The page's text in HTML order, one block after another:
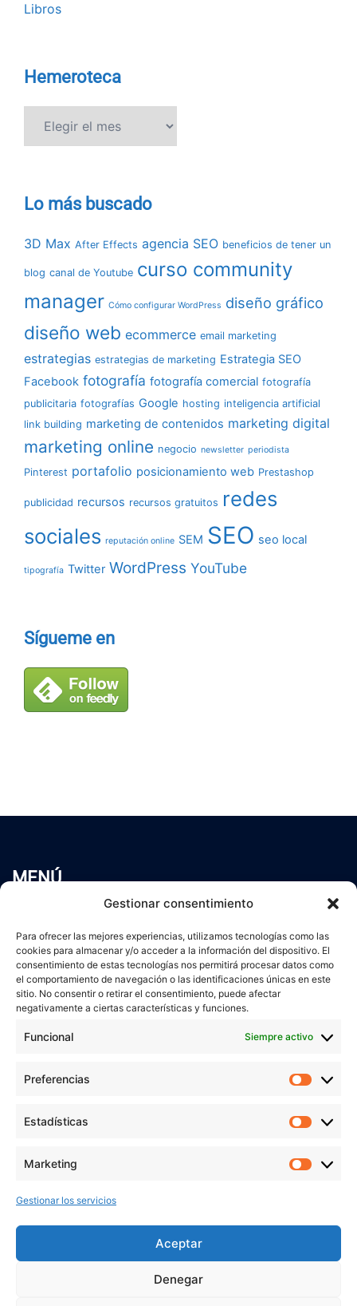
Gestionar consentimiento
Para ofrecer las mejores experiencias, utilizamos tecnologías como las
cookies para almacenar y/o acceder a la información del dispositivo. El
consentimiento de estas tecnologías nos permitirá procesar datos como
el comportamiento de navegación o las identificaciones únicas en este
sitio. No consentir o retirar el consentimiento, puede afectar
negativamente a ciertas características y funciones.
Funcional Siempre activo
Preferencias
Estadísticas
Marketing
Gestionar los servicios
Aceptar
Denegar
Libros
Hemeroteca
Lo más buscado
3D Max After Effects agencia SEO beneficios de tener un
blog canal de Youtube curso community
manager Cómo configurar WordPress diseño gráfico
diseño web ecommerce email marketing
estrategias estrategias de marketing Estrategia SEO
Facebook fotografía fotografía comercial fotografía
publicitaria fotografías Google hosting inteligencia artificial
link building marketing de contenidos marketing digital
marketing online negocio newsletter periodista
Pinterest portafolio posicionamiento web Prestashop
publicidad recursos recursos gratuitos redes
sociales reputación online SEM SEO seo local
tipografía Twitter WordPress YouTube
Sígueme en
MENÚ
Servicios
Blog
Contacto
Aviso Legal
Política de cookies
veronicaruiz.es
está bajo
NoComercial 4.0 Internacional
MÁS NOVEDADES EN MIS REDES